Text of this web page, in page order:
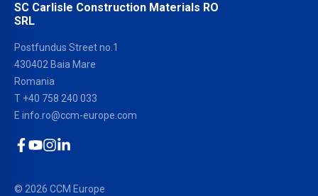
SC Carlisle Construction Materials RO
SRL
Postfundus Street no.1
430402 Baia Mare
Romania
T +40 758 240 033
E info.ro@ccm-europe.com
© 2026 CCM Europe